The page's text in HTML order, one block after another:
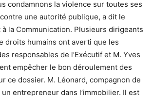
condamnons la violence sur toutes ses
une autorité publique, a dit le
à la Communication. Plusieurs dirigeants
droits humains ont averti que les
responsables de l’Exécutif et M. Yves
empêcher le bon déroulement des
ce dossier. M. Léonard, compagnon de
entrepreneur dans l’immobilier. Il est